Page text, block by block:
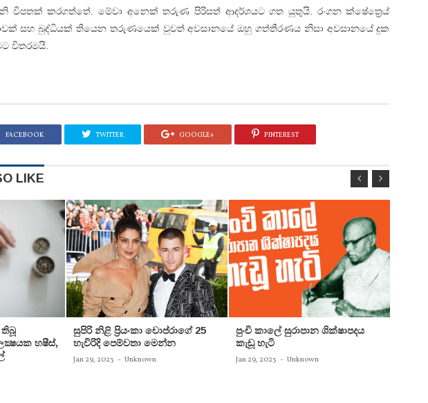
විපතක් කරගත්තේ. මේවා අනෙක් තරුණ පිරිසත් ආදර්ශයට ගත යුතුයි. රංගන ක්ෂේත්‍රෙය්
සහ බුද්ධියක් තියෙන තරුණයෙක් වුවත් අවසානයේ ඔහු ගත්තීරණය නිසා අවසානයේ දුක
විතරමයි.
FACEBOOK TWITTER GOOGLE+ PINTEREST
LIKE
තිබූ
හෂීස්‌,
සුපිරි නිළි ප්‍රියංකා චොප්රාගේ 25
හැවිරිදි පෙම්වතා මෙන්න
Jan 29, 2023 - Unknown
පුංචි කාලේ සුරාපාන ශික්ෂාපදය
කැඩූ හැටි
Jan 29, 2023 - Unknown